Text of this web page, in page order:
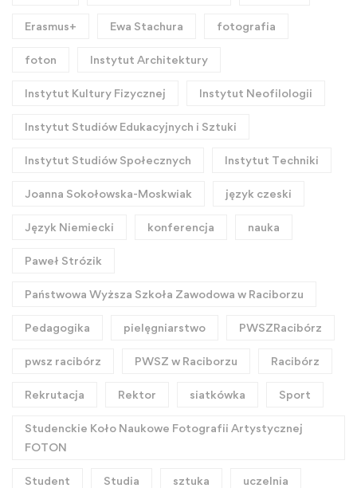
Erasmus+ Ewa Stachura fotografia
foton Instytut Architektury
Instytut Kultury Fizycznej Instytut Neofilologii
Instytut Studiów Edukacyjnych i Sztuki
Instytut Studiów Społecznych Instytut Techniki
Joanna Sokołowska-Moskwiak język czeski
Język Niemiecki konferencja nauka
Paweł Strózik
Państwowa Wyższa Szkoła Zawodowa w Raciborzu
Pedagogika pielęgniarstwo PWSZRacibórz
pwsz racibórz PWSZ w Raciborzu Racibórz
Rekrutacja Rektor siatkówka Sport
Studenckie Koło Naukowe Fotografii Artystycznej
FOTON
Student Studia sztuka uczelnia